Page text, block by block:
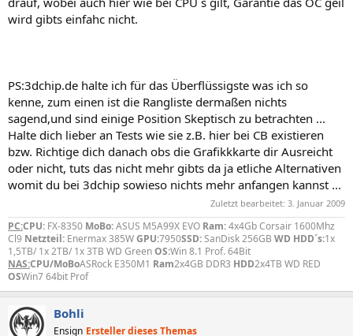
wird gibts einfahc nicht.
PS:3dchip.de halte ich für das Überflüssigste was ich so
kenne, zum einen ist die Rangliste dermaßen nichts
sagend,und sind einige Position Skeptisch zu betrachten ...
Halte dich lieber an Tests wie sie z.B. hier bei CB existieren
bzw. Richtige dich danach obs die Grafikkkarte dir Ausreicht
oder nicht, tuts das nicht mehr gibts da ja etliche Alternativen
womit du bei 3dchip sowieso nichts mehr anfangen kannst ...
Zuletzt bearbeitet: 3. Januar 2009
PC:CPU: FX-8350 MoBo:ASUS M5A99X EVO Ram:4x4Gb Corsair 1600Mhz
Cl9 Netzteil: Enermax 385WGPU:7950SSD:SanDisk 256GB WD HDD´s:1x
1,5TB/ 1x 2TB/ 1x 3TB WD GreenOS:Win 8.1 Prof. 64Bit
NAS:CPU/MoBoASRock E350M1 Ram2x4GB DDR3 HDD2x4TB WD RED
OSWin7 64bit Prof
Bohli
Ensign Ersteller dieses Themas